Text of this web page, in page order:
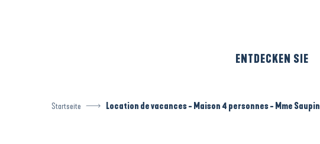
ENTDECKEN SIE
Startseite Location de vacances - Maison 4 personnes - Mme Saupin